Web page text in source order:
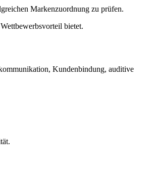
Markenzuordnung zu prüfen.
bietet.
Kundenbindung, auditive